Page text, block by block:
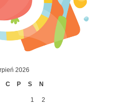
2026
C P S N
1 2